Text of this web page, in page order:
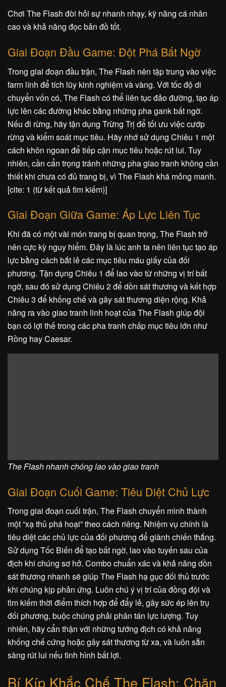
Chơi The Flash đòi hỏi sự nhanh nhạy, kỹ năng cá nhân
cao và khả năng đọc bản đồ tốt.
Giai Đoạn Đầu Game: Đột Phá Bất Ngờ
Trong giai đoạn đầu trận, The Flash nên tập trung vào việc
farm lính để tích lũy kinh nghiệm và vàng. Với tốc độ di
chuyển vốn có, The Flash có thể liên tục đảo đường, tạo áp
lực lên các đường khác bằng những pha gank bất ngờ.
Nếu đi rừng, hãy tận dụng Trừng Trị để tối ưu việc cướp
rừng và kiểm soát mục tiêu. Hãy nhớ sử dụng Chiêu 1 một
cách khôn ngoan để tiếp cận mục tiêu hoặc rút lui. Tuy
nhiên, cần cẩn trọng tránh những pha giao tranh không cần
thiết khi chưa có đủ trang bị, vì The Flash khá mỏng manh.
[cite: 1 (từ kết quả tìm kiếm)]
Giai Đoạn Giữa Game: Áp Lực Liên Tục
Khi đã có một vài món trang bị quan trọng, The Flash trở
nên cực kỳ nguy hiểm. Đây là lúc anh ta nên liên tục tạo áp
lực bằng cách bắt lẻ các mục tiêu máu giấy của đối
phương. Tận dụng Chiêu 1 để lao vào từ những vị trí bất
ngờ, sau đó sử dụng Chiêu 2 để dồn sát thương và kết hợp
Chiêu 3 để khống chế và gây sát thương diện rộng. Khả
năng ra vào giao tranh linh hoạt của The Flash giúp đội
bạn có lợi thế trong các pha tranh chấp mục tiêu lớn như
Rồng hay Caesar.
The Flash nhanh chóng lao vào giao tranh
Giai Đoạn Cuối Game: Tiêu Diệt Chủ Lực
Trong giai đoạn cuối trận, The Flash chuyển mình thành
một “xạ thủ phá hoại” theo cách riêng. Nhiệm vụ chính là
tiêu diệt các chủ lực của đối phương để giành chiến thắng.
Sử dụng Tốc Biến để tạo bất ngờ, lao vào tuyến sau của
địch khi chúng sơ hở. Combo chuẩn xác và khả năng dồn
sát thương nhanh sẽ giúp The Flash hạ gục đối thủ trước
khi chúng kịp phản ứng. Luôn chú ý vị trí của đồng đội và
tìm kiếm thời điểm thích hợp để đẩy lẻ, gây sức ép lên trụ
đối phương, buộc chúng phải phân tán lực lượng. Tuy
nhiên, hãy cẩn thận với những tướng địch có khả năng
khống chế cứng hoặc gây sát thương từ xa, và luôn sẵn
sàng rút lui nếu tình hình bất lợi.
Bí Kíp Khắc Chế The Flash: Chặn